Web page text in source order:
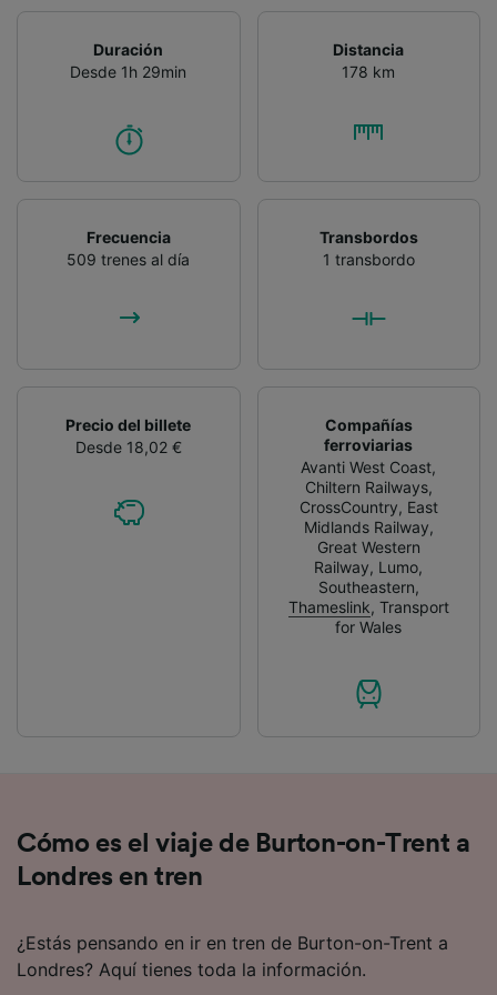
Duración
Desde 1h 29min
Distancia
178 km
Frecuencia
509 trenes al día
Transbordos
1 transbordo
Precio del billete
Desde 18,02 €
Compañías
ferroviarias
Avanti West Coast,
Chiltern Railways,
CrossCountry, East
Midlands Railway,
Great Western
Railway, Lumo,
Southeastern,
Thameslink, Transport
for Wales
Cómo es el viaje de Burton-on-Trent a
Londres en tren
¿Estás pensando en ir en tren de Burton-on-Trent a
Londres? Aquí tienes toda la información.
contenido personalizados, medición de
audiencia y desarrollo de servicios.